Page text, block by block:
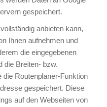
gespeichert.
anbieten kann,
Ihnen aufnehmen und
die eingegebenen
die Breiten- bzw.
die Routenplaner-Funktion
gespeichert. Diese
auf den Webseiten von